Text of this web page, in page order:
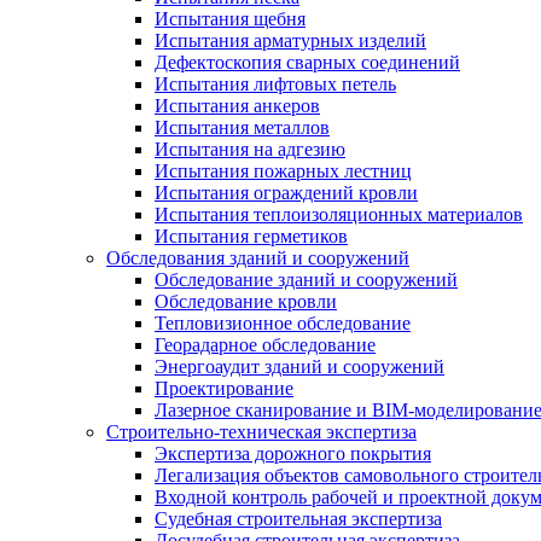
Испытания щебня
Испытания арматурных изделий
Дефектоскопия сварных соединений
Испытания лифтовых петель
Испытания анкеров
Испытания металлов
Испытания на адгезию
Испытания пожарных лестниц
Испытания ограждений кровли
Испытания теплоизоляционных материалов
Испытания герметиков
Обследования зданий и сооружений
Обследование зданий и сооружений
Обследование кровли
Тепловизионное обследование
Георадарное обследование
Энергоаудит зданий и сооружений
Проектирование
Лазерное сканирование и BIM-моделирование
Строительно-техническая экспертиза
Экспертиза дорожного покрытия
Легализация объектов самовольного
Входной контроль рабочей и проектной
Судебная строительная экспертиза